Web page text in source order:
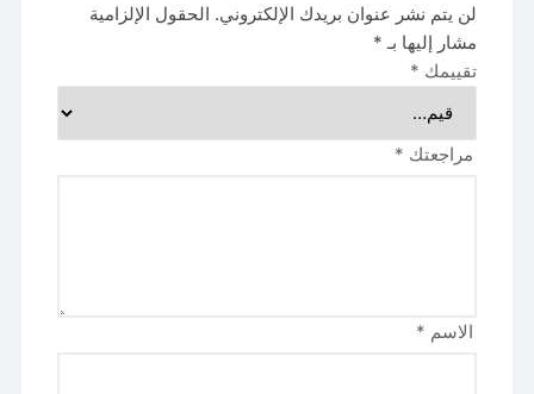
لن يتم نشر عنوان بريدك الإلكتروني. الحقول الإلزامية
مشار إليها بـ *
تقييمك *
مراجعتك *
الاسم *